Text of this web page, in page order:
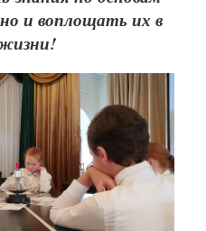
и воплощать их в